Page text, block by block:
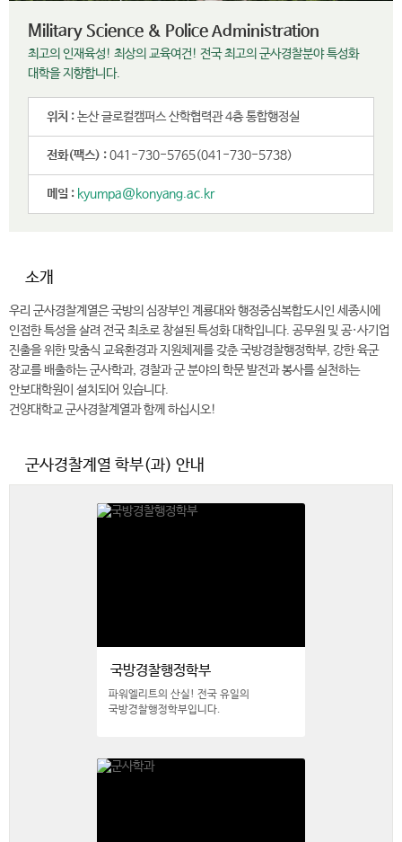
Military Science & Police Administration
최고의 인재육성! 최상의 교육여건! 전국 최고의 군사경찰분야 특성화
대학을 지향합니다.
위치 :논산 글로컬캠퍼스 산학협력관 4층 통합행정실
전화(팩스) :041-730-5765(041-730-5738)
메일 : kyumpa@konyang.ac.kr
소개
우리 군사경찰계열은 국방의 심장부인 계룡대와 행정중심복합도시인 세종시에
인접한 특성을 살려 전국 최초로 창설된 특성화 대학입니다. 공무원 및 공·사기업
진출을 위한 맞춤식 교육환경과 지원체제를 갖춘 국방경찰행정학부, 강한 육군
장교를 배출하는 군사학과, 경찰과 군 분야의 학문 발전과 봉사를 실천하는
안보대학원이 설치되어 있습니다.
건양대학교 군사경찰계열과 함께 하십시오!
군사경찰계열 학부(과) 안내
국방경찰행정학부
파워엘리트의 산실! 전국 유일의
국방경찰행정학부입니다.